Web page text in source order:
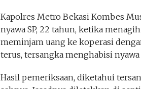
Kapolres Metro Bekasi Kombes
nyawa SP, 22 tahun, ketika
meminjam uang ke koperasi
terus, tersangka menghabisi
Hasil pemeriksaan, diketahui